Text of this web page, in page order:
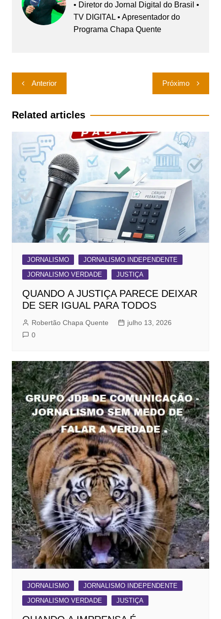
• Diretor do Jornal Digital do Brasil •
TV DIGITAL • Apresentador do
Programa Chapa Quente
Navegação
de
Post
Anterior Próximo
Related articles
JORNALISMO
JORNALISMO INDEPENDENTE
JORNALISMO VERDADE
JUSTIÇA
QUANDO A JUSTIÇA PARECE DEIXAR
DE SER IGUAL PARA TODOS
Robertão Chapa Quente
julho 13, 2026
0
JORNALISMO
JORNALISMO INDEPENDENTE
JORNALISMO VERDADE
JUSTIÇA